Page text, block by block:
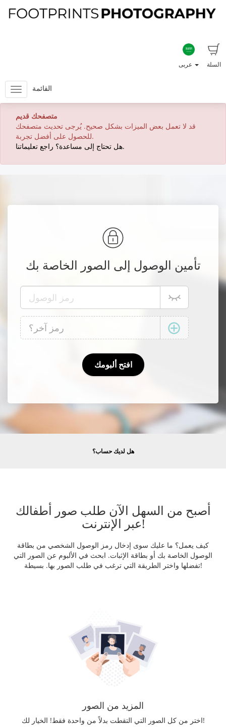
السلة
القائمة
متصفحك قديم
قد لا تعمل بعض الميزات بشكل صحيح. يُرجى تحديث متصفحك
للحصول على أفضل تجربة.
هل تحتاج إلى مساعدة؟ راجع تعليماتنا.
تأمين الوصول إلى الصور الخاصة بك
هل لديك حساب؟
أصبح من السهل الآن طلب صور أطفالك
عبر الإنترنت!
كيف يعمل؟ ما عليك سوى إدخال رمز الوصول الشخصي من بطاقة
الوصول الخاصة بك أو بطاقة الإثبات. ابحث في الألبوم عن الصور التي
تفضلها واختر الطريقة التي ترغب في طلب الصور بها. بسيطة!
المزيد من الصور
اختر من كل الصور التي التقطت بدلاً من واحدة فقط! الخيار لك!